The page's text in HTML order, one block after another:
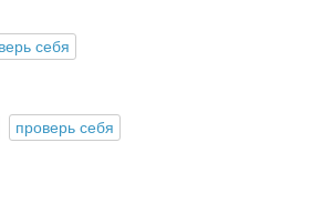
себя
проверь себя